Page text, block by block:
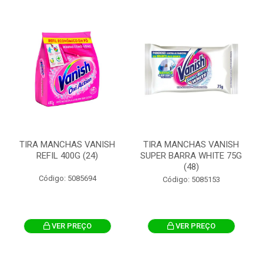
TIRA MANCHAS VANISH
REFIL 400G (24)
Código: 5085694
VER PREÇO
TIRA MANCHAS VANISH
SUPER BARRA WHITE 75G
(48)
Código: 5085153
VER PREÇO